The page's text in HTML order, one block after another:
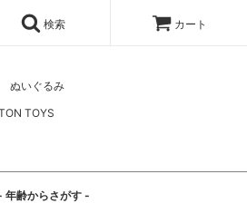
検索 カート
ぬいぐるみ
TOYS
年齢からさがす -